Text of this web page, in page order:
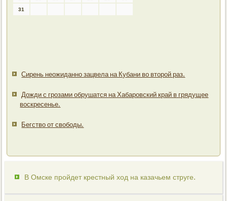
31
Сирень неожиданно зацвела на Кубани во второй раз.
Дожди с грозами обрушатся на Хабаровский край в грядущее
воскресенье.
Бегство от свободы.
В Омске пройдет крестный ход на казачьем струге.